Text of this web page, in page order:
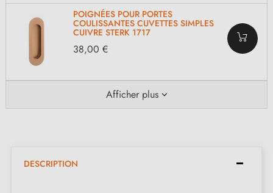
POIGNÉES POUR PORTES
COULISSANTES CUVETTES SIMPLES
CUIVRE STERK 1717
38,00 €
Afficher plus
DESCRIPTION